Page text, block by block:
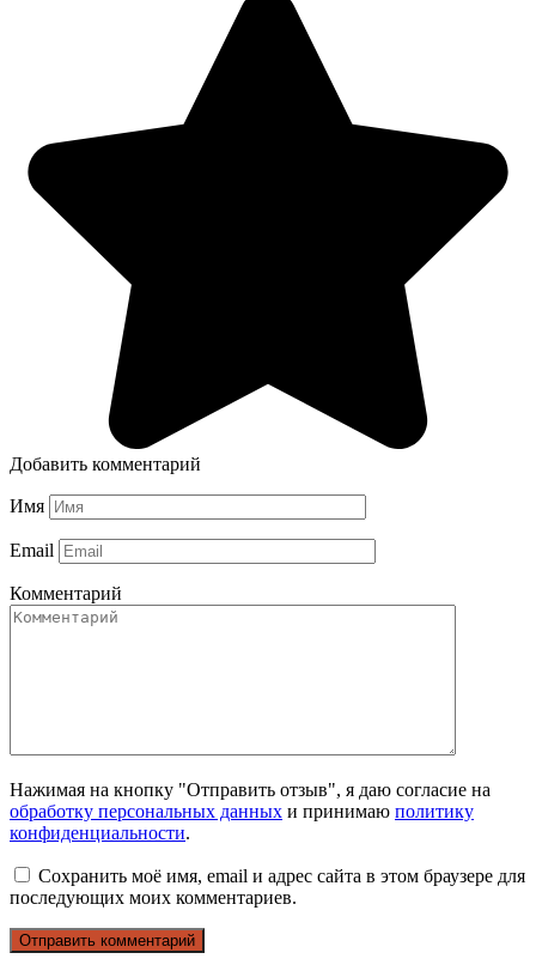
Добавить комментарий
Имя
Email
Комментарий
Нажимая на кнопку "Отправить отзыв", я даю согласие на
обработку персональных данных и принимаю политику
конфиденциальности.
Сохранить моё имя, email и адрес сайта в этом браузере для
последующих моих комментариев.